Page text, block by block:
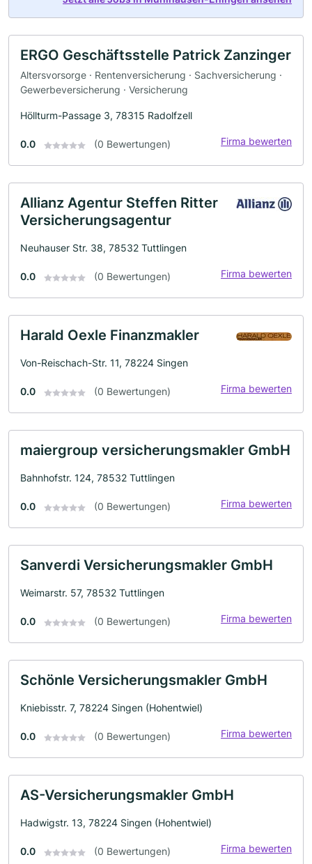
ERGO Geschäftsstelle Patrick Zanzinger
Altersvorsorge · Rentenversicherung · Sachversicherung ·
Gewerbeversicherung · Versicherung
Höllturm-Passage 3, 78315 Radolfzell
0.0 (0 Bewertungen) Firma bewerten
Allianz Agentur Steffen Ritter
Versicherungsagentur
Neuhauser Str. 38, 78532 Tuttlingen
0.0 (0 Bewertungen) Firma bewerten
Harald Oexle Finanzmakler
Von-Reischach-Str. 11, 78224 Singen
0.0 (0 Bewertungen) Firma bewerten
maiergroup versicherungsmakler GmbH
Bahnhofstr. 124, 78532 Tuttlingen
0.0 (0 Bewertungen) Firma bewerten
Sanverdi Versicherungsmakler GmbH
Weimarstr. 57, 78532 Tuttlingen
0.0 (0 Bewertungen) Firma bewerten
Schönle Versicherungsmakler GmbH
Kniebisstr. 7, 78224 Singen (Hohentwiel)
0.0 (0 Bewertungen) Firma bewerten
AS-Versicherungsmakler GmbH
Hadwigstr. 13, 78224 Singen (Hohentwiel)
0.0 (0 Bewertungen) Firma bewerten